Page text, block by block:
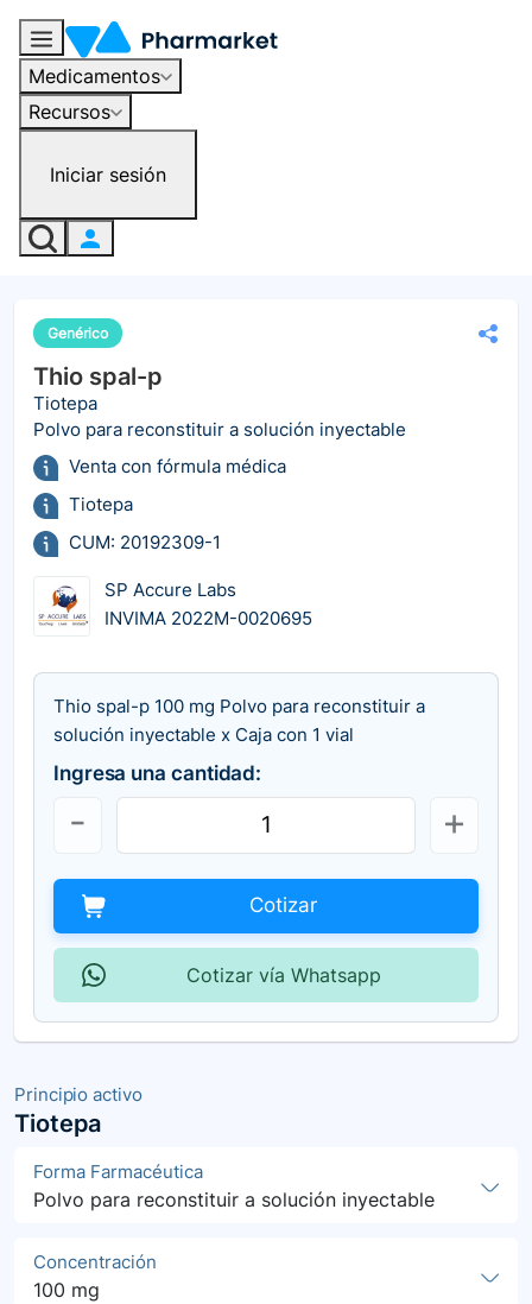
Medicamentos
Recursos
Iniciar sesión
Principio activo
Tiotepa
Forma Farmacéutica
Polvo para reconstituir a solución inyectable
Concentración
100 mg
Genérico
Thio spal-p
Tiotepa
Polvo para reconstituir a solución inyectable
Venta con fórmula médica
Tiotepa
CUM: 20192309-1
SP Accure Labs
INVIMA 2022M-0020695
Thio spal-p 100 mg Polvo para reconstituir a
solución inyectable x Caja con 1 vial
Ingresa una cantidad:
Cotizar
Cotizar vía Whatsapp